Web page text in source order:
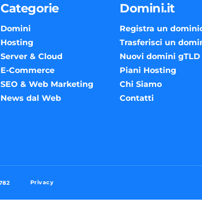
Categorie
Domini
Hosting
Server & Cloud
E-Commerce
SEO & Web Marketing
News dal Web
Domini.it
Registra un
Trasferisci un
Nuovi domini gTLD
Piani Hosting
Chi Siamo
Contatti
Privacy